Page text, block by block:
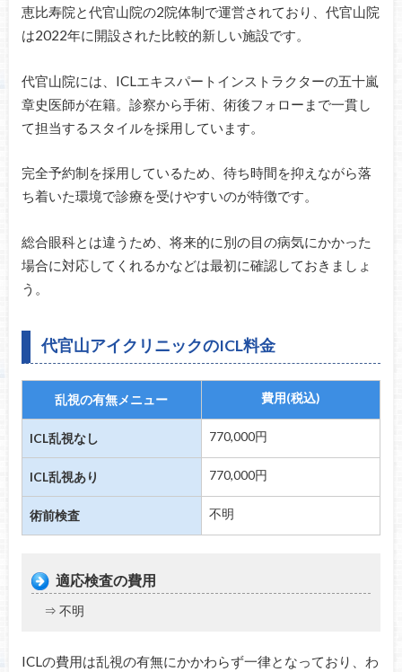
恵比寿院と代官山院の2院体制で運営されており、代官山院
は2022年に開設された比較的新しい施設です。
代官山院には、ICLエキスパートインストラクターの五十嵐
章史医師が在籍。診察から手術、術後フォローまで一貫し
て担当するスタイルを採用しています。
完全予約制を採用しているため、待ち時間を抑えながら落
ち着いた環境で診療を受けやすいのが特徴です。
総合眼科とは違うため、将来的に別の目の病気にかかった
場合に対応してくれるかなどは最初に確認しておきましょ
う。
代官山アイクリニックのICL料金
乱視の有無メニュー 費用(税込)
ICL乱視なし 770,000円
ICL乱視あり 770,000円
術前検査 不明
適応検査の費用
⇒ 不明
ICLの費用は乱視の有無にかかわらず一律となっており、わ